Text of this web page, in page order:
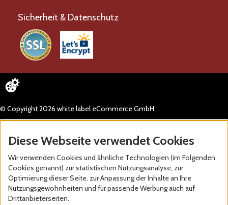
Sicherheit & Datenschutz
© Copyright 2026 white label eCommerce GmbH
Diese Webseite verwendet Cookies
Wir verwenden Cookies und ähnliche Technologien (im Folgenden
Cookies genannt) zur statistischen Nutzungsanalyse, zur
Optimierung dieser Seite, zur Anpassung der Inhalte an Ihre
Nutzungsgewohnheiten und für passende Werbung auch auf
Drittanbieterseiten.